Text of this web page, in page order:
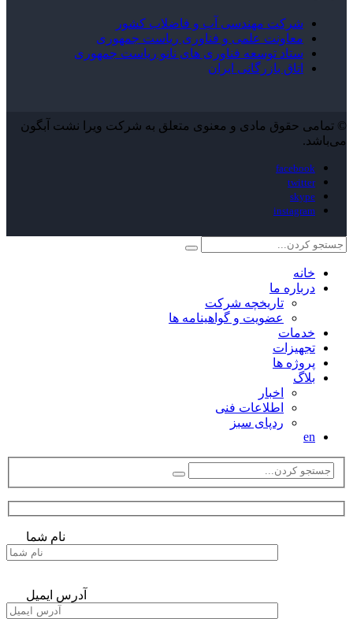
شرکت مهندسی آب و فاضلاب کشور
معاونت علمی و فناوری ریاست جمهوری
ستاد توسعه فناوری های نانو ریاست جمهوری
اتاق بازرگانی ایران
© تمامی حقوق مادی و معنوی متعلق به شرکت ویرا نشت آبگون
می‌باشد.
facebook
twitter
skype
instagram
خانه
درباره ما
تاریخچه شرکت
عضویت و گواهینامه ها
خدمات
تجهیزات
پروژه ها
بلاگ
اخبار
اطلاعات فنی
ردپای سبز
en
نام شما
آدرس ایمیل